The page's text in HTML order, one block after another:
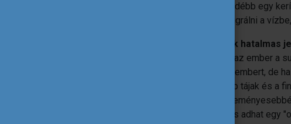
lépcső vezetett le a tengerre, és kicsit odébb egy
találtunk, amit alig ismert bárki, lehetett ugrálni a
Utólag azt látom, hogy ennek az útnak hatalmas
élethelyzetben, mikor épphogy befejezi az ember a
DiscoverEU "csak" egy utazásra hívja az embert, de
más pozitívuma is lesz, nem csak a szép tájak és a
is, talpraesettebbé, rugalmasabbá és
kapcsolatokat is, akikkel együtt utazik, és adhat egy